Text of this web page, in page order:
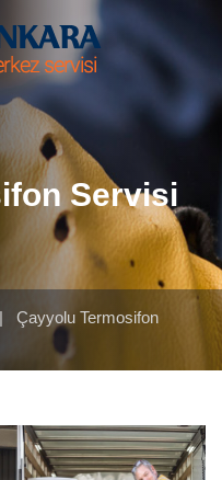
Servisi
|
Çayyolu Termosifon